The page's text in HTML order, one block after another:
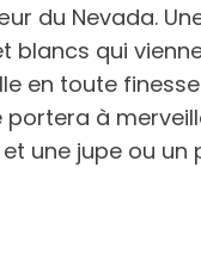
du Nevada.
blancs qui
en toute
portera à
une jupe ou